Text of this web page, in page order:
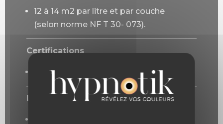
12 à 14 m2 par litre et par couche
(selon norme NF T 30- 073).
Certifications
A+ / COV < 2g/L.